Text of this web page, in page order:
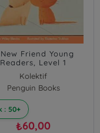
Friend Young
Readers, Level 1
Kolektif
Penguin Books
: 50+
₺60,00